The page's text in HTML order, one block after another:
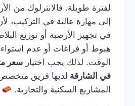
لفترة طويلة. فالانترلوك من
إلى مهارة عالية في التركيب،
في تجهيز الأرضية أو توزيع
هبوط أو فراغات أو عدم
الوقت. لذلك يجب اختيار سعر
في الشارقة لديها فريق
المشاريع السكنية والتجارية.